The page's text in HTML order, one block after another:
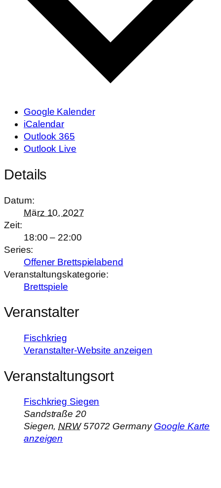
Google Kalender
iCalendar
Outlook 365
Outlook Live
Details
Datum:
März 10, 2027
Zeit:
18:00 – 22:00
Series:
Offener Brettspielabend
Veranstaltungskategorie:
Brettspiele
Veranstalter
Fischkrieg
Veranstalter-Website anzeigen
Veranstaltungsort
Fischkrieg Siegen
Sandstraße 20
Siegen, NRW 57072 Germany Google Karte
anzeigen